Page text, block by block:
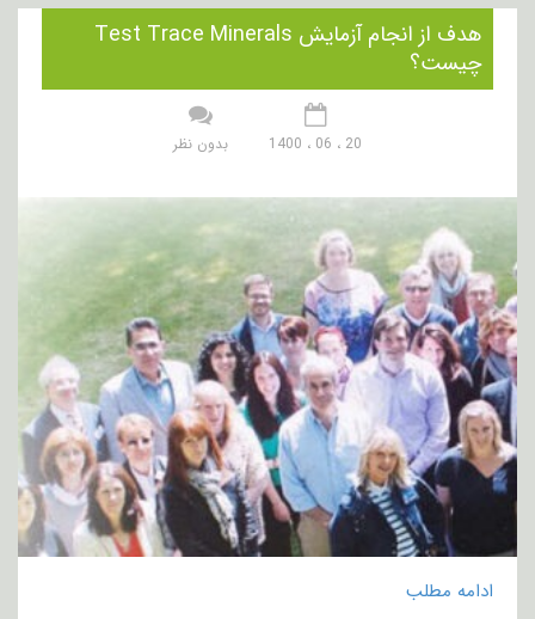
هدف از انجام آزمایش Test Trace Minerals
چیست؟
20 ، 06 ، 1400 بدون نظر
ادامه مطلب